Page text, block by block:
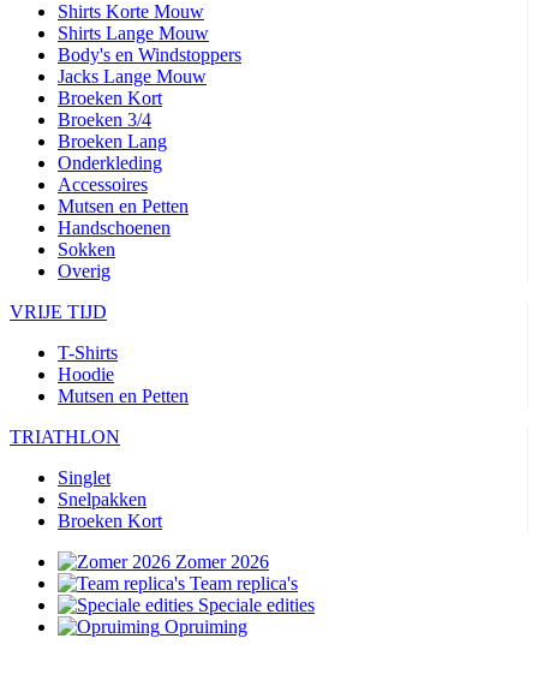
Shirts Korte Mouw
Shirts Lange Mouw
Body's en Windstoppers
Jacks Lange Mouw
Broeken Kort
Broeken 3/4
Broeken Lang
Onderkleding
Accessoires
Mutsen en Petten
Handschoenen
Sokken
Overig
VRIJE TIJD
T-Shirts
Hoodie
Mutsen en Petten
TRIATHLON
Singlet
Snelpakken
Broeken Kort
Zomer 2026
Team replica's
Speciale edities
Opruiming